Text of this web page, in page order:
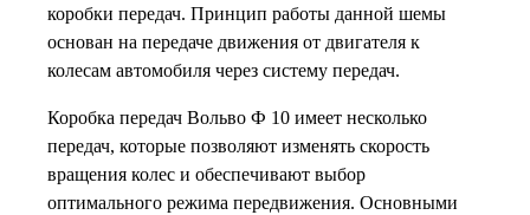
коробки передач. Принцип работы данной шемы
основан на передаче движения от двигателя к
колесам автомобиля через систему передач.
Коробка передач Вольво Ф 10 имеет несколько
передач, которые позволяют изменять скорость
вращения колес и обеспечивают выбор
оптимального режима передвижения. Основными